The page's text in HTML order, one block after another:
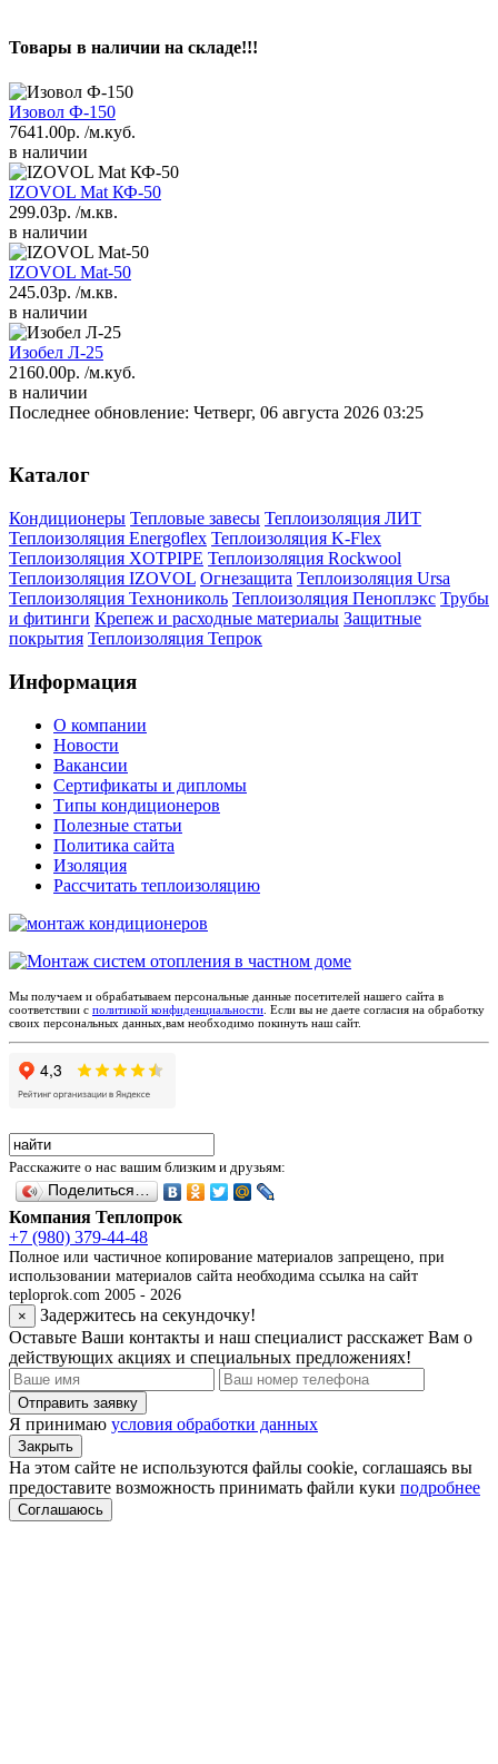
Товары в наличии на складе!!!
Изовол Ф-150
7641.00р. /м.куб.
в наличии
IZOVOL Mat КФ-50
299.03р. /м.кв.
в наличии
IZOVOL Mat-50
245.03р. /м.кв.
в наличии
Изобел Л-25
2160.00р. /м.куб.
в наличии
Последнее обновление: Четверг, 06 августа 2026 03:25
Каталог
Кондиционеры Тепловые завесы Теплоизоляция ЛИТ
Теплоизоляция Energoflex Теплоизоляция K-Flex
Теплоизоляция XOTPIPE Теплоизоляция Rockwool
Теплоизоляция IZOVOL Огнезащита Теплоизоляция Ursa
Теплоизоляция Технониколь Теплоизоляция Пеноплэкс Трубы
и фитинги Крепеж и расходные материалы Защитные
покрытия Теплоизоляция Тепрок
Информация
О компании
Новости
Вакансии
Сертификаты и дипломы
Типы кондиционеров
Полезные статьи
Политика сайта
Изоляция
Рассчитать теплоизоляцию
Мы получаем и обрабатываем персональные данные посетителей нашего сайта в
соответствии с политикой конфиденциальности . Если вы не даете согласия на обработку
своих персональных данных,вам необходимо покинуть наш сайт.
Расскажите о нас вашим близким и друзьям:
Поделиться…
Компания Теплопрок
+7 (980) 379-44-48
Полное или частичное копирование материалов запрещено, при
использовании материалов сайта необходима ссылка на сайт
teploprok.com 2005 - 2026
×
Задержитесь на секундочку!
Оставьте Ваши контакты и наш специалист расскажет Вам о
действующих акциях и специальных предложениях!
Отправить заявку
Я принимаю условия обработки данных
Закрыть
На этом сайте не используются файлы cookie, соглашаясь вы
предоставите возможность принимать файли куки подробнее
Соглашаюсь